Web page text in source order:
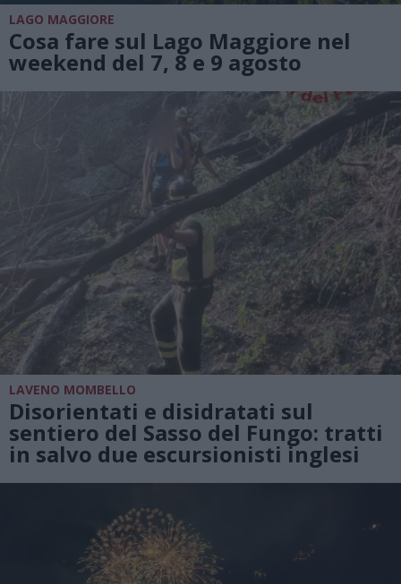
LAGO MAGGIORE
Cosa fare sul Lago Maggiore nel
weekend del 7, 8 e 9 agosto
LAVENO MOMBELLO
Disorientati e disidratati sul
sentiero del Sasso del Fungo: tratti
in salvo due escursionisti inglesi